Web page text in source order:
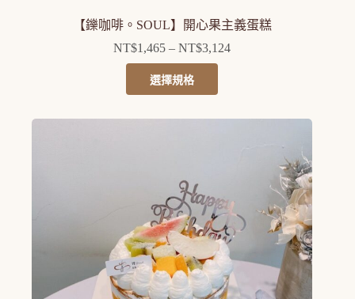
【鑠咖啡。SOUL】開心果主義蛋糕
NT$1,465 – NT$3,124價
NT$1,465
選擇規格
此
產
款
式。
可
在
產
品